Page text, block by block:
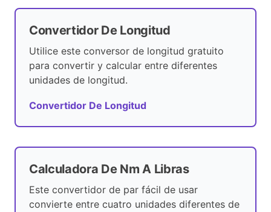
Convertidor De Longitud
Utilice este conversor de longitud gratuito
para convertir y calcular entre diferentes
unidades de longitud.
Convertidor De Longitud
Calculadora De Nm A Libras
Este convertidor de par fácil de usar
convierte entre cuatro unidades diferentes de